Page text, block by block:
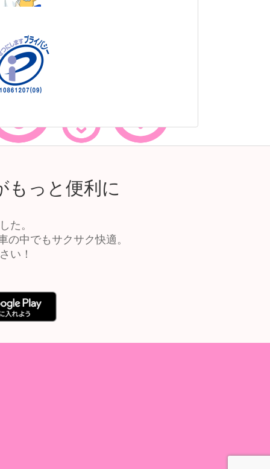
もっと便利に
た。
の中でもサクサク快適。
い！